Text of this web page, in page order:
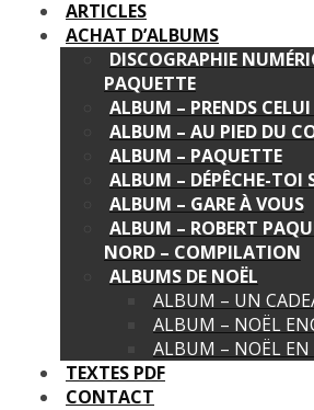
ARTICLES
ACHAT D’ALBUMS
DISCOGRAPHIE
PAQUETTE
ALBUM – PRENDS
ALBUM – AU PIED DU
ALBUM – PAQUETTE
ALBUM – DÉPÊCHE-TOI
ALBUM – GARE À VOUS
ALBUM – ROBERT
NORD – COMPILATION
ALBUMS DE NOËL
ALBUM – UN
ALBUM – NOËL
ALBUM – NOËL
TEXTES PDF
CONTACT